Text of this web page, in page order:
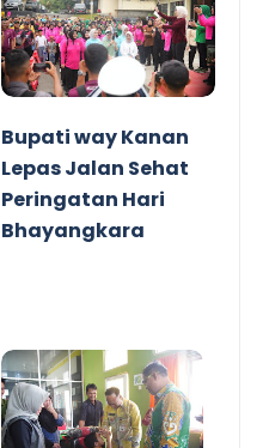
Bupati way Kanan
Lepas Jalan Sehat
Peringatan Hari
Bhayangkara